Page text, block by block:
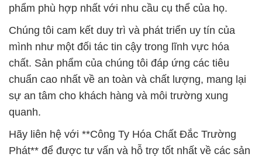
phẩm phù hợp nhất với nhu cầu cụ thể của họ.
Chúng tôi cam kết duy trì và phát triển uy tín của
mình như một đối tác tin cậy trong lĩnh vực hóa
chất. Sản phẩm của chúng tôi đáp ứng các tiêu
chuẩn cao nhất về an toàn và chất lượng, mang lại
sự an tâm cho khách hàng và môi trường xung
quanh.
Hãy liên hệ với **Công Ty Hóa Chất Đắc Trường
Phát** để được tư vấn và hỗ trợ tốt nhất về các sản